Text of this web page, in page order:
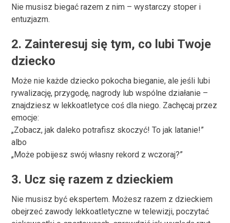
Nie musisz biegać razem z nim – wystarczy stoper i
entuzjazm.
2. Zainteresuj się tym, co lubi Twoje
dziecko
Może nie każde dziecko pokocha bieganie, ale jeśli lubi
rywalizację, przygodę, nagrody lub wspólne działanie –
znajdziesz w lekkoatletyce coś dla niego. Zachęcaj przez
emocje:
„Zobacz, jak daleko potrafisz skoczyć! To jak latanie!”
albo
„Może pobijesz swój własny rekord z wczoraj?”
3. Ucz się razem z dzieckiem
Nie musisz być ekspertem. Możesz razem z dzieckiem
obejrzeć zawody lekkoatletyczne w telewizji, poczytać